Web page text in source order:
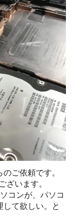
ご依頼です。
ざいます。
コンが、パソコ
て欲しい。と